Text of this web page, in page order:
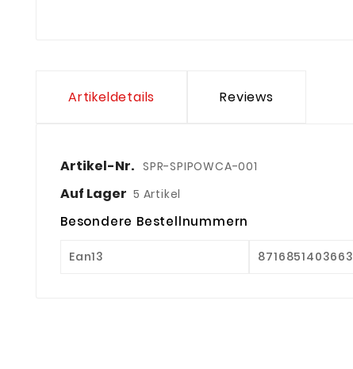
Artikeldetails Reviews
Artikel-Nr. SPR-SPIPOWCA-001
Auf Lager 5 Artikel
Besondere Bestellnummern
Ean13 8716851403663